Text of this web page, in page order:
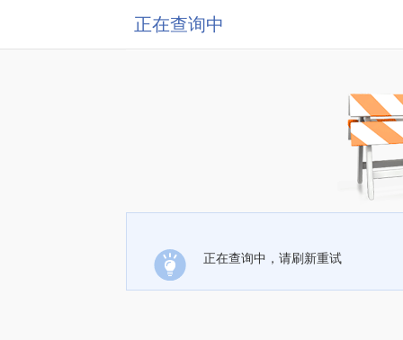
正在查询中
正在查询中，请刷新重试